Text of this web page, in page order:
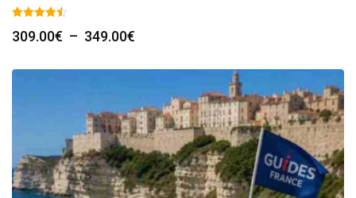
309.00€ – 349.00€
prix :
à
349.00€